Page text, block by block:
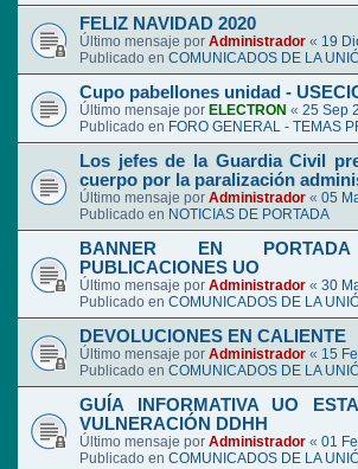
FELIZ NAVIDAD 2020
Último mensaje por Administrador « 19
Publicado en COMUNICADOS DE LA
Cupo pabellones unidad -
Último mensaje por ELECTRON « 25 Sep
Publicado en FORO GENERAL - TEMAS
Los jefes de la Guardia Civil
cuerpo por la paralización
Último mensaje por Administrador « 05
Publicado en NOTICIAS DE PORTADA
BANNER EN
PUBLICACIONES UO
Último mensaje por Administrador « 30
Publicado en COMUNICADOS DE LA
DEVOLUCIONES EN CALIENTE
Último mensaje por Administrador « 15
Publicado en COMUNICADOS DE LA
GUÍA INFORMATIVA UO
VULNERACIÓN DDHH
Último mensaje por Administrador « 01
Publicado en COMUNICADOS DE LA